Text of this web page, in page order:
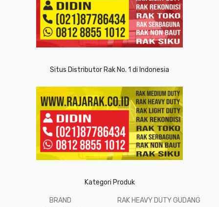
Situs Distributor Rak No. 1 di Indonesia
Kategori Produk
BRAND
RAK HEAVY DUTY GUDANG